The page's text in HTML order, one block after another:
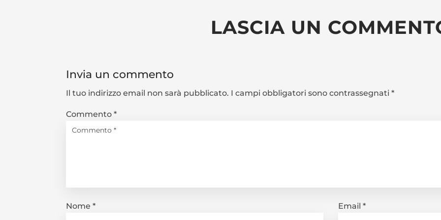
LASCIA UN
Invia un commento
Il tuo indirizzo email non sarà pubblicato. I campi obbligatori sono contrassegnati*
Commento*
Nome* Email *